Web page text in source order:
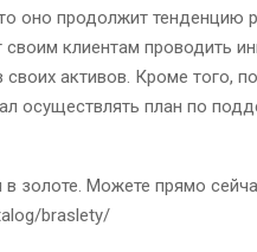
оно продолжит тенденцию
клиентам проводить
активов. Кроме того,
осуществлять план по
золоте. Можете прямо
braslety/